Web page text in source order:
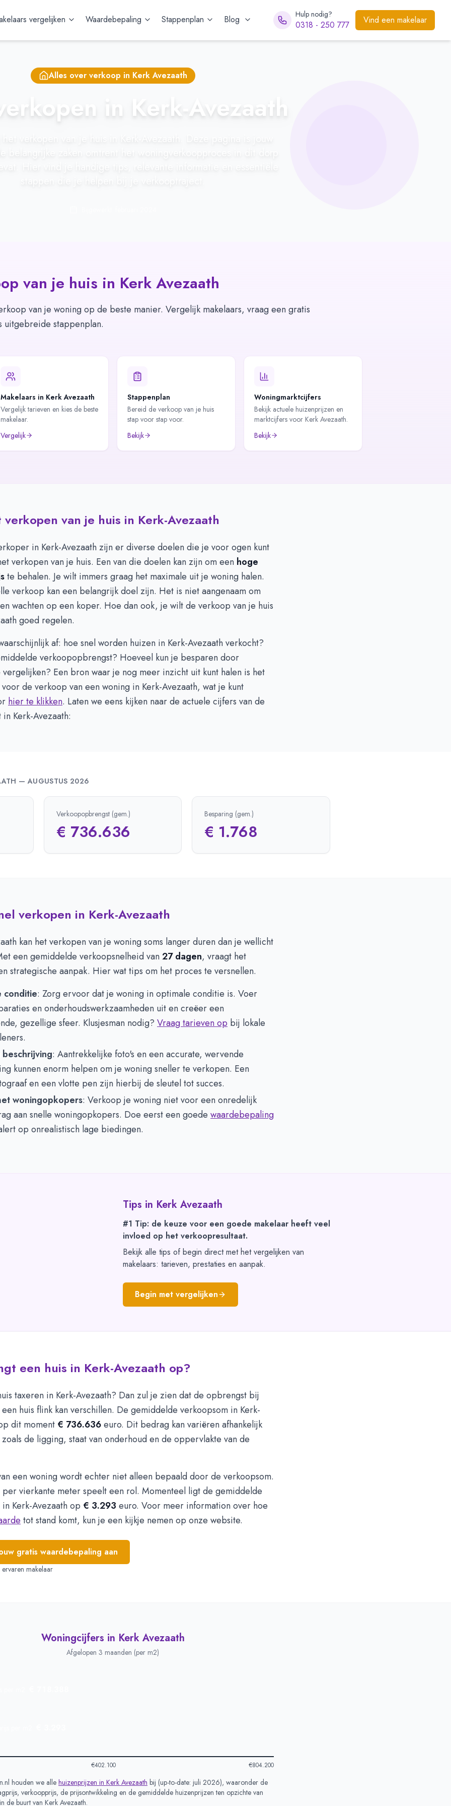
vergelijken Waardebepaling Stappenplan Blog Hulp nodig?
0318 - 250 777 Vind een makelaar
Alles over verkoop in Kerk Avezaath
in Kerk-Avezaath
van je huis in Kerk Avezaath
van je woning op de beste manier. Vergelijk makelaars, vraag een gratis
uitgebreide stappenplan.
Makelaars in Kerk Avezaath
Vergelijk tarieven en kies de beste
makelaar.
Vergelijk
Stappenplan
Bereid de verkoop van je huis
stap voor stap voor.
Bekijk
Woningmarktcijfers
Bekijk actuele huizenprijzen en
marktcijfers voor Kerk Avezaath.
Bekijk
van je huis in Kerk-Avezaath
in Kerk-Avezaath zijn er diverse doelen die je voor ogen kunt
verkopen van je huis. Een van die doelen kan zijn om een hoge
te behalen. Je wilt immers graag het maximale uit je woning halen.
verkoop kan een belangrijk doel zijn. Het is niet aangenaam om
wachten op een koper. Hoe dan ook, je wilt de verkoop van je huis
goed regelen.
af: hoe snel worden huizen in Kerk-Avezaath verkocht?
verkoopopbrengst? Hoeveel kun je besparen door
vergelijken? Een bron waar je nog meer inzicht uit kunt halen is het
de verkoop van een woning in Kerk-Avezaath, wat je kunt
hier te klikken. Laten we eens kijken naar de actuele cijfers van de
Kerk-Avezaath:
—AUGUSTUS 2026
Verkoopopbrengst (gem.)
€ 736.636
Besparing (gem.)
€ 1.768
verkopen in Kerk-Avezaath
kan het verkopen van je woning soms langer duren dan je wellicht
een gemiddelde verkoopsnelheid van27 dagen, vraagt het
strategische aanpak. Hier wat tips om het proces te versnellen.
conditie: Zorg ervoor dat je woning in optimale conditie is. Voer
en onderhoudswerkzaamheden uit en creëer een
gezellige sfeer. Klusjesman nodig? Vraag tarieven op bij lokale
beschrijving: Aantrekkelijke foto's en een accurate, wervende
kunnen enorm helpen om je woning sneller te verkopen. Een
en een vlotte pen zijn hierbij de sleutel tot succes.
woningopkopers: Verkoop je woning niet voor een onredelijk
aan snelle woningopkopers. Doe eerst een goede waardebepaling
op onrealistisch lage biedingen.
Tips in Kerk Avezaath
#1 Tip: de keuze voor een goede makelaar heeft veel
invloed op het verkoopresultaat.
Bekijk alle tips of begin direct met het vergelijken van
makelaars: tarieven, prestaties en aanpak.
Begin met vergelijken
een huis in Kerk-Avezaath op?
taxeren in Kerk-Avezaath? Dan zul je zien dat de opbrengst bij
huis flink kan verschillen. De gemiddelde verkoopsom in Kerk-
dit moment € 736.636euro. Dit bedrag kan variëren afhankelijk
de ligging, staat van onderhoud en de oppervlakte van de
een woning wordt echter niet alleen bepaald door de verkoopsom.
vierkante meter speelt een rol. Momenteel ligt de gemiddelde
Kerk-Avezaath op € 3.293 euro. Voor meer information over hoe
tot stand komt, kun je een kijkje nemen op onze website.
gratis waardebepaling aan
makelaar
Woningcijfers in Kerk Avezaath
Afgelopen 3 maanden (per m2)
m2
per m2
€402.100 €804.200
houden we alle huizenprijzen in Kerk Avezaath bij (up-to-date: juli 2026), waaronder de
verkoopprijs, de prijsontwikkeling en de gemiddelde huizenprijzen ten opzichte van
de buurt van Kerk Avezaath.